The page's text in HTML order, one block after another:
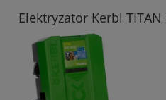
Elektryzator Kerbl TITAN